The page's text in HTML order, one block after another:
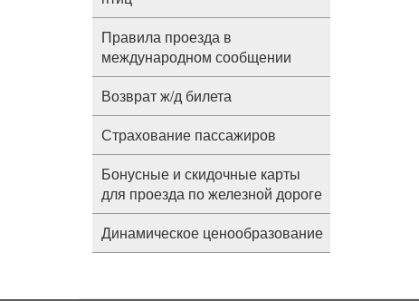
Правила проезда в
международном сообщении
Возврат ж/д билета
Страхование пассажиров
Бонусные и скидочные карты
для проезда по железной дороге
Динамическое ценообразование